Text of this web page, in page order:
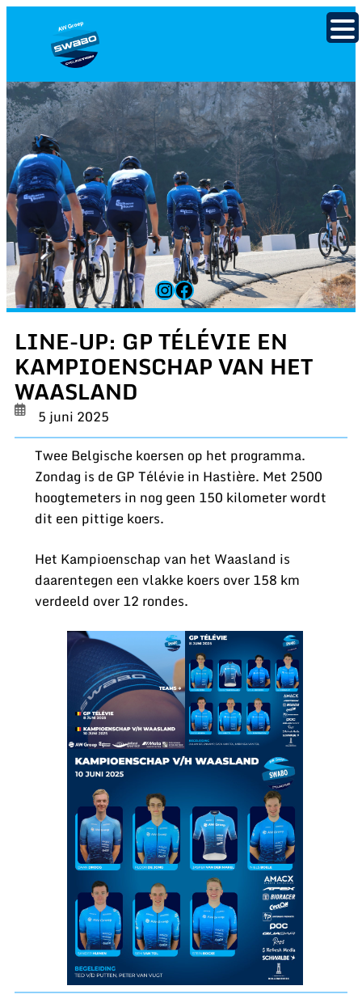
inhoud
Instagram
Facebook
LINE-UP: GP TÉLÉVIE EN
KAMPIOENSCHAP VAN HET
WAASLAND
5 juni 2025
Twee Belgische koersen op het programma.
Zondag is de GP Télévie in Hastière. Met 2500
hoogtemeters in nog geen 150 kilometer wordt
dit een pittige koers.
Het Kampioenschap van het Waasland is
daarentegen een vlakke koers over 158 km
verdeeld over 12 rondes.